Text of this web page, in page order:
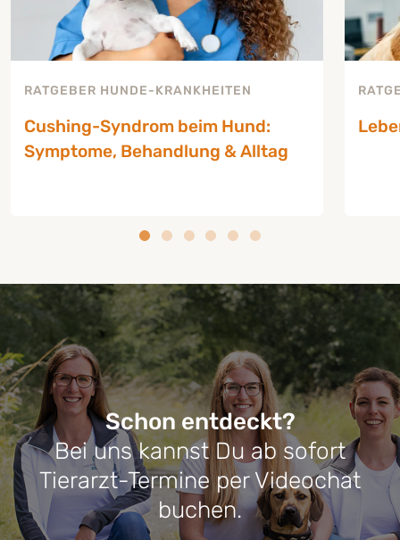
RATGEBER HUNDE-KRANKHEITEN
Cushing-Syndrom beim Hund:
Symptome, Behandlung & Alltag
RATGEBER HUNDE-KRANKHEITEN
Cushing-Syndrom beim Hund:
Symptome, Behandlung & Alltag
Schon entdeckt?
Bei uns kannst Du ab sofort
Tierarzt-Termine per Videochat
buchen.